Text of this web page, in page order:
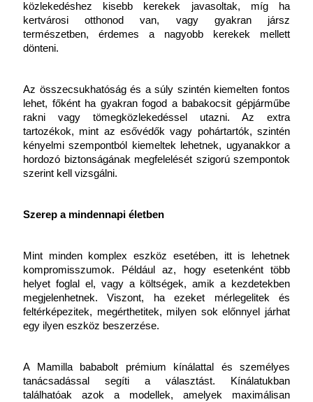
közlekedéshez kisebb kerekek javasoltak, míg ha
kertvárosi otthonod van, vagy gyakran jársz
természetben, érdemes a nagyobb kerekek mellett
dönteni.
Az összecsukhatóság és a súly szintén kiemelten fontos
lehet, főként ha gyakran fogod a babakocsit gépjárműbe
rakni vagy tömegközlekedéssel utazni. Az extra
tartozékok, mint az esővédők vagy pohártartók, szintén
kényelmi szempontból kiemeltek lehetnek, ugyanakkor a
hordozó biztonságának megfelelését szigorú szempontok
szerint kell vizsgálni.
Szerep a mindennapi életben
Mint minden komplex eszköz esetében, itt is lehetnek
kompromisszumok. Például az, hogy esetenként több
helyet foglal el, vagy a költségek, amik a kezdetekben
megjelenhetnek. Viszont, ha ezeket mérlegelitek és
feltérképezitek, megérthetitek, milyen sok előnnyel járhat
egy ilyen eszköz beszerzése.
A Mamilla bababolt prémium kínálattal és személyes
tanácsadással segíti a választást. Kínálatukban
találhatóak azok a modellek, amelyek maximálisan